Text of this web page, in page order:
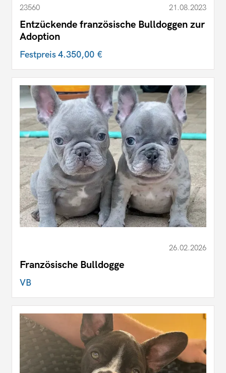
23560 21.08.2023
Entzückende französische Bulldoggen zur
Adoption
Festpreis4.350,00 €
26.02.2026
Französische Bulldogge
VB